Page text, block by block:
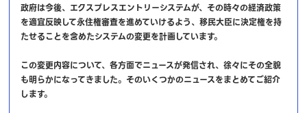
政府は今後、エクスプレスエントリーシステムが、その時々の経済政策
を適宜反映して永住権審査を進めていけるよう、移民大臣に決定権を持
たせることを含めたシステムの変更を計画しています。
この変更内容について、各方面でニュースが発信され、徐々にその全貌
も明らかになってきました。そのいくつかのニュースをまとめてご紹介
します。